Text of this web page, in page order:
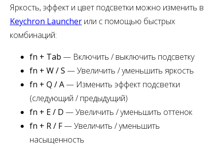
Яркость, эффект и цвет подсветки можно изменить в
Keychron Launcher или с помощью быстрых
комбинаций:
fn + Tab — Включить / выключить подсветку
fn + W / S — Увеличить / уменьшить яркость
fn + Q / A— Изменить эффект подсветки
(следующий / предыдущий)
fn + E / D — Увеличить / уменьшить оттенок
fn + R / F— Увеличить / уменьшить
насыщенность